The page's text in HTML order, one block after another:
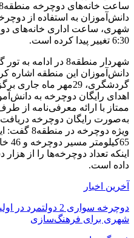
دانش‌آموزان به استفاده از
6:30‌ تغییر پیدا کرده است.
شهردار منطقه8 در
دانش‌آموزان این منطقه اشاره
گردشگری، 29‌مهر ماه
اهدای رایگان دوچرخه به
ممتاز با ارائه معرفی‌نامه از
به‌صورت رایگان دوچرخه دریافت
ویژه
داده است.
آخرین اخبار
دوچرخه سواری 2
شهری برای فرهنگ‌سازی